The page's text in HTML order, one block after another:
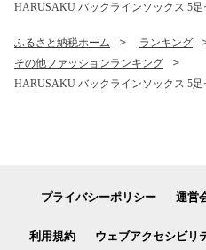
HARUSAKU バックラインソックス 5足
ふるさと納税ホーム ランキング
その他ファッションランキング
HARUSAKU バックラインソックス 5足
プライバシーポリシー 運営
利用規約 ウェブアクセシビリ